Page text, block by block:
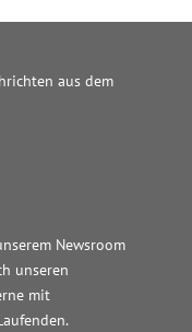
aus dem
Newsroom
unseren
mit